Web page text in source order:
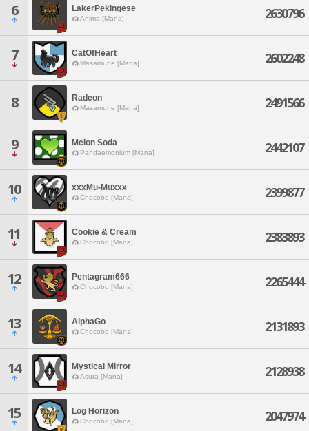
6 LakerPekingese
Anima [Mana] 2630796
7 CatOfHeart
Masamune [Mana] 2602248
8 Radeon
Masamune [Mana] 2491566
9 Melon Soda
Pandaemonium [Mana] 2442107
10 xxxMu-Muxxx
Chocobo [Mana] 2399877
11 Cookie & Cream
Chocobo [Mana] 2383893
12 Pentagram666
Chocobo [Mana] 2265444
13 AlphaGo
Chocobo [Mana] 2131893
14 Mystical Mirror
Asura [Mana] 2128938
15 Log Horizon
Chocobo [Mana] 2047974